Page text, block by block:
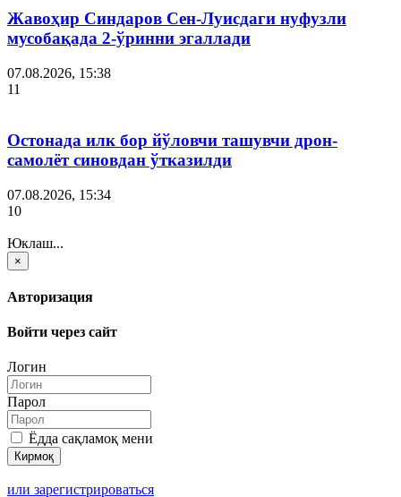
Жавоҳир Синдаров Сен-Луисдаги нуфузли
мусобақада 2-ўринни эгаллади
07.08.2026, 15:38
11
Остонада илк бор йўловчи ташувчи дрон-
самолёт синовдан ўтказилди
07.08.2026, 15:34
10
Юклаш...
×
Авторизация
Войти через сайт
Логин
Парол
Ёдда сақламоқ мени
или зарегистрироваться